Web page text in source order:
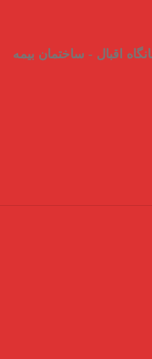
اقبال - ساختمان بیمه